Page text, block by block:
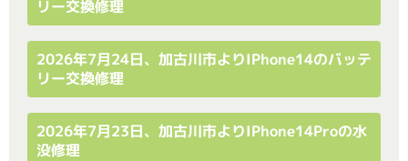
リー交換修理
2026年7月24日、加古川市よりiPhone14のバッテ
リー交換修理
2026年7月23日、加古川市よりiPhone14Proの水
没修理